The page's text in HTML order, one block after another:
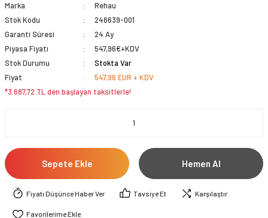
Marka
Rehau
Stok Kodu
246639-001
Garanti Süresi
24 Ay
Piyasa Fiyatı
547,96€+KDV
Stok Durumu
Stokta Var
Fiyat
547,96 EUR + KDV
*3.687,72 TL den başlayan taksitlerle!
Sepete Ekle Hemen Al
Fiyatı Düşünce Haber Ver Tavsiye Et Karşılaştır